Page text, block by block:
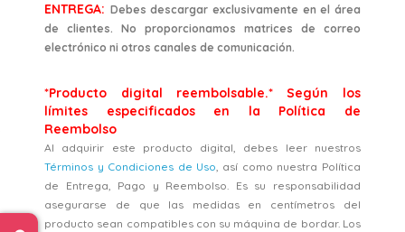
ENTREGA: Debes descargar exclusivamente en el área
de clientes. No proporcionamos matrices de correo
electrónico ni otros canales de comunicación.
*Producto digital reembolsable.* Según los
límites especificados en la Política de
Reembolso
Al adquirir este producto digital, debes leer nuestros
Términos y Condiciones de Uso, así como nuestra Política
de Entrega, Pago y Reembolso. Es su responsabilidad
asegurarse de que las medidas en centímetros del
producto sean compatibles con su máquina de bordar. Los